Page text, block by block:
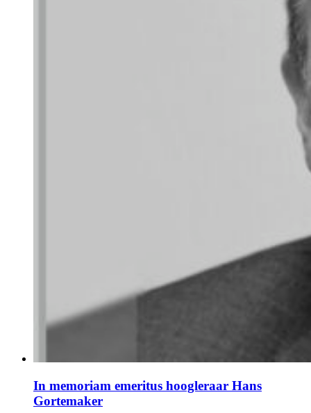
In memoriam emeritus hoogleraar Hans
Gortemaker